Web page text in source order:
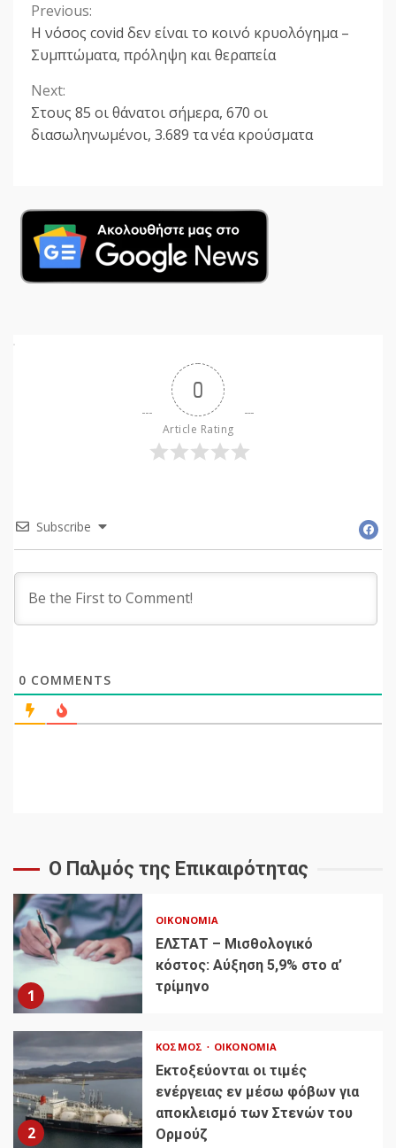
Continue
Reading
Previous:
Η νόσος covid δεν είναι το κοινό κρυολόγημα –
Συμπτώματα, πρόληψη και θεραπεία
Next:
Στους 85 οι θάνατοι σήμερα, 670 οι
διασωληνωμένοι, 3.689 τα νέα κρούσματα
0
Article Rating
Subscribe
0 COMMENTS
Ο Παλμός της Επικαιρότητας
1
ΟΙΚΟΝΟΜΊΑ
ΕΛΣΤΑΤ – Μισθολογικό
κόστος: Αύξηση 5,9% στο α’
τρίμηνο
2
ΚΌΣΜΟΣ ΟΙΚΟΝΟΜΊΑ
Εκτοξεύονται οι τιμές
ενέργειας εν μέσω φόβων για
αποκλεισμό των Στενών του
Ορμούζ